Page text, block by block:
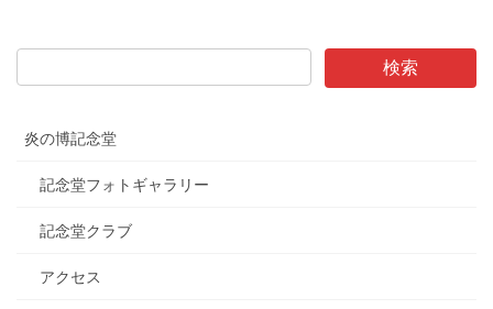
炎の博記念堂
記念堂フォトギャラリー
記念堂クラブ
アクセス